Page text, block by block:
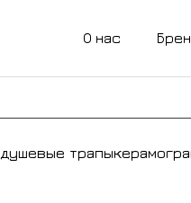
О нас
душевые трапы